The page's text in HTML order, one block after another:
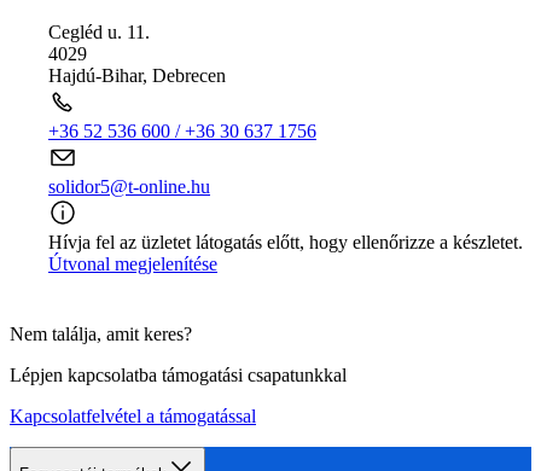
Cegléd u. 11.
4029
Hajdú-Bihar, Debrecen
+36 52 536 600 / +36 30 637 1756
solidor5@t-online.hu
Hívja fel az üzletet látogatás előtt, hogy ellenőrizze a készletet.
Útvonal megjelenítése
Nem találja, amit keres?
Lépjen kapcsolatba támogatási csapatunkkal
Kapcsolatfelvétel a támogatással